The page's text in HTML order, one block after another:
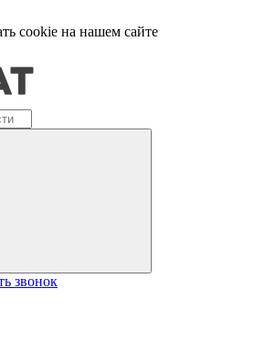
cookie на нашем сайте
звонок